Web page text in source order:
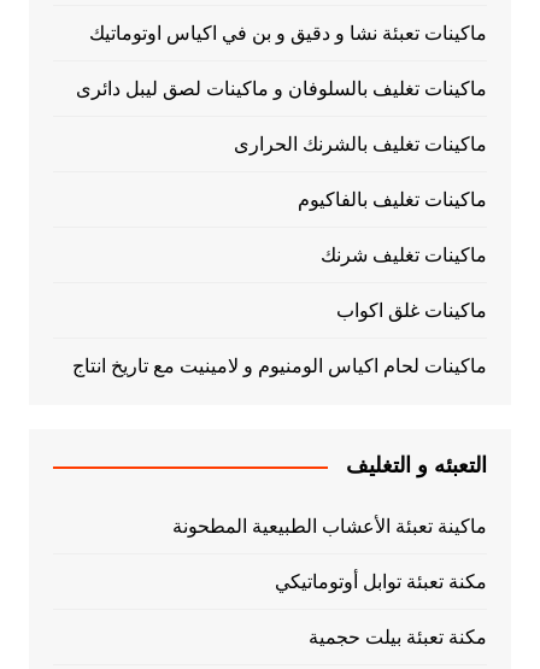
ماكينات تعبئة نشا و دقيق و بن في اكياس اوتوماتيك
ماكينات تغليف بالسلوفان و ماكينات لصق ليبل دائرى
ماكينات تغليف بالشرنك الحرارى
ماكينات تغليف بالفاكيوم
ماكينات تغليف شرنك
ماكينات غلق اكواب
ماكينات لحام اكياس الومنيوم و لامينيت مع تاريخ انتاج
التعبئه و التغليف
ماكينة تعبئة الأعشاب الطبيعية المطحونة
مكنة تعبئة توابل أوتوماتيكي
مكنة تعبئة بيلت حجمية